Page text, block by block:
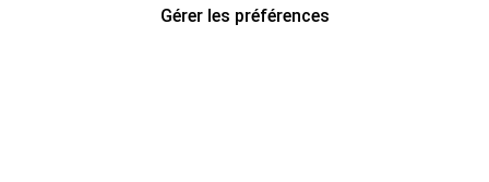
Gérer les préférences